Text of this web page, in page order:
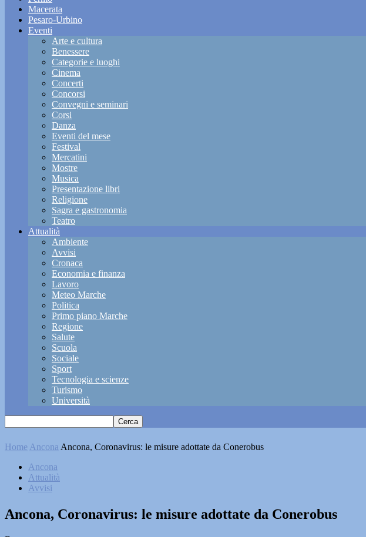
Macerata
Pesaro-Urbino
Eventi
Arte e cultura
Benessere
Categorie e luoghi
Cinema
Concerti
Concorsi
Convegni e seminari
Corsi
Danza
Eventi del mese
Festival
Mercatini
Mostre
Musica
Presentazione libri
Religione
Sagra e gastronomia
Teatro
Attualità
Ambiente
Avvisi
Cronaca
Economia e finanza
Lavoro
Meteo Marche
Politica
Primo piano Marche
Regione
Salute
Scuola
Sociale
Sport
Tecnologia e scienze
Turismo
Università
Home Ancona Ancona, Coronavirus: le misure adottate da Conerobus
Ancona
Attualità
Avvisi
Ancona, Coronavirus: le misure adottate da Conerobus